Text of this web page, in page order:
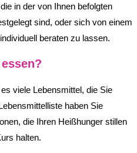
in der von Ihnen befolgten
sind, oder sich von einem
beraten zu lassen.
viele Lebensmittel, die Sie
haben Sie
die Ihren Heißhunger stillen
halten.